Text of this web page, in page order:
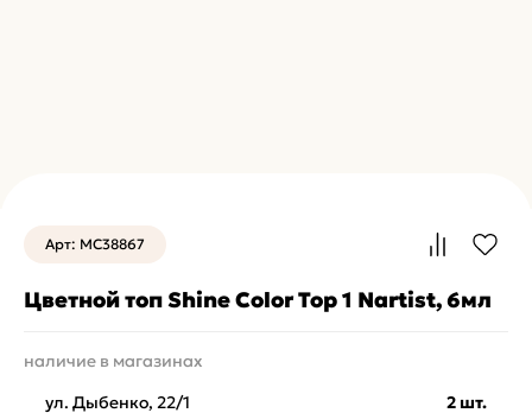
Арт: MC38867
Цветной топ Shine Color Top 1 Nartist, 6мл
наличие в магазинах
ул. Дыбенко, 22/1
2 шт.